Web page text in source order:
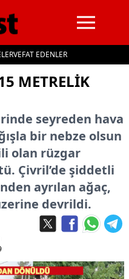
VEFAT EDENLER
METRELIK
seyreden hava
bir nebze olsun
olan rüzgar
Çivril’de şiddetli
ayrılan ağaç,
devrildi.